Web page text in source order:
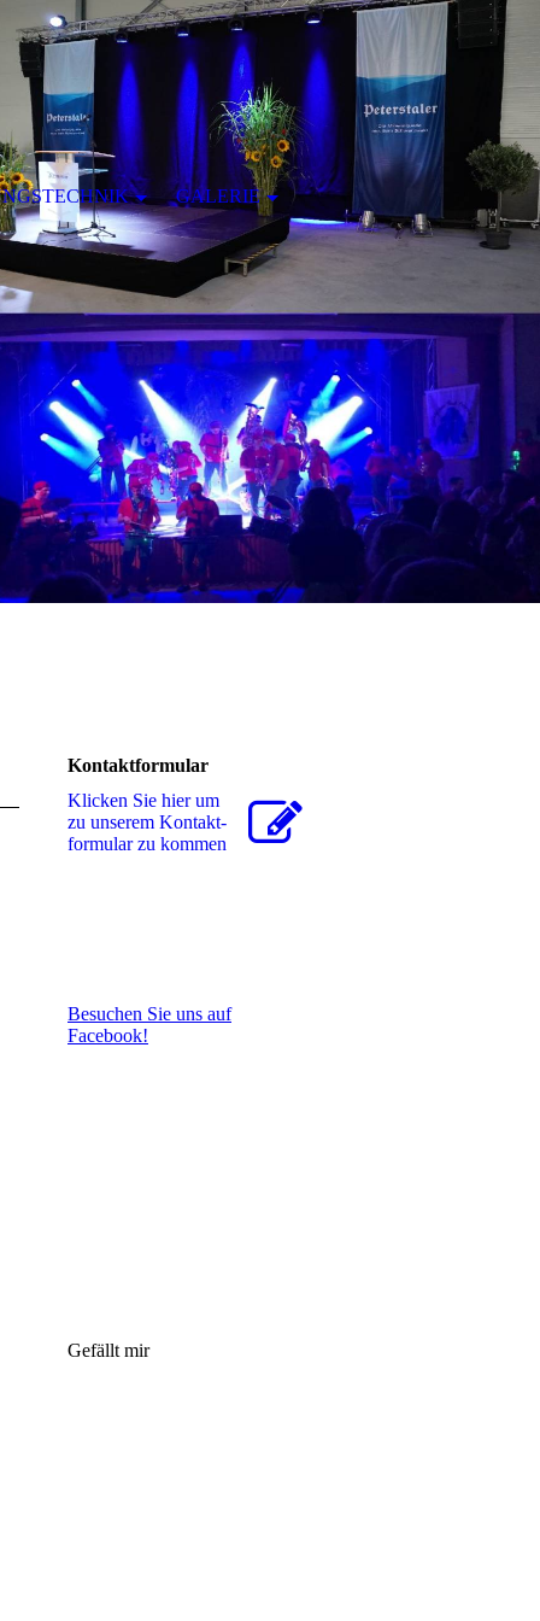
Kontaktformular
Klicken Sie hier um
zu unserem Kon­takt­
for­mu­lar zu kommen
Besuchen Sie uns auf
Facebook!
Gefällt mir
GALERIE